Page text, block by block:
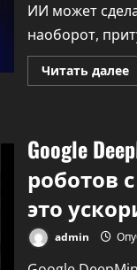
ИИ может
наоборот,
Читать далее
Google
роботов
это
admin